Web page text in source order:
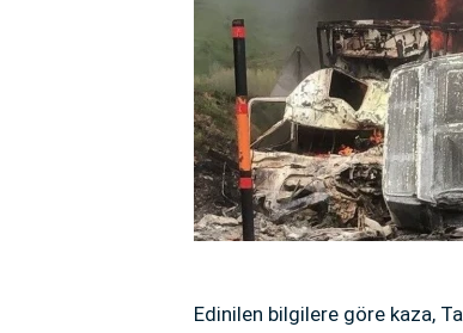
Edinilen bilgilere göre kaza,